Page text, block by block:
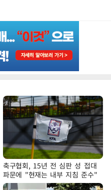
축구협회, 15년 전 심판 성 접대
파문에 "현재는 내부 지침 준수"